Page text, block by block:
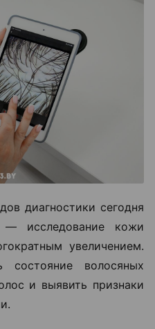
диагностики сегодня
— исследование кожи
увеличением.
состояние волосяных
и выявить признаки